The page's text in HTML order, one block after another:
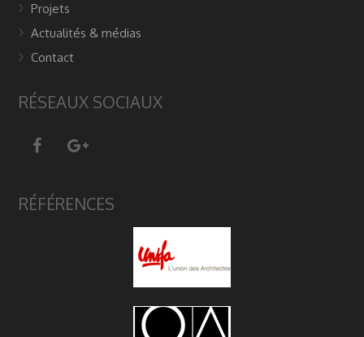
Projets
Actualités & médias
Contact
RÉSEAUX SOCIAUX
RÉFÉRENCES